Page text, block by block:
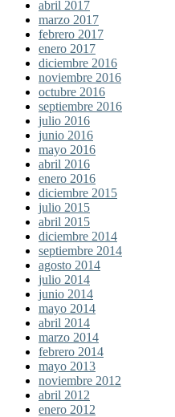
abril 2017
marzo 2017
febrero 2017
enero 2017
diciembre 2016
noviembre 2016
octubre 2016
septiembre 2016
julio 2016
junio 2016
mayo 2016
abril 2016
enero 2016
diciembre 2015
julio 2015
abril 2015
diciembre 2014
septiembre 2014
agosto 2014
julio 2014
junio 2014
mayo 2014
abril 2014
marzo 2014
febrero 2014
mayo 2013
noviembre 2012
abril 2012
enero 2012